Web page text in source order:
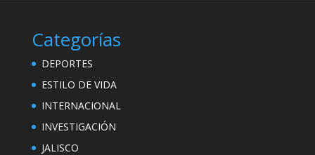
Categorías
DEPORTES
ESTILO DE VIDA
INTERNACIONAL
INVESTIGACIÓN
JALISCO